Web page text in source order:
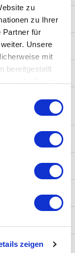
zu
zu Ihrer
Partner für
Unsere
mit
bereitgestellt
zeigen
Worb
AG
Dienstleistungen
GmbH